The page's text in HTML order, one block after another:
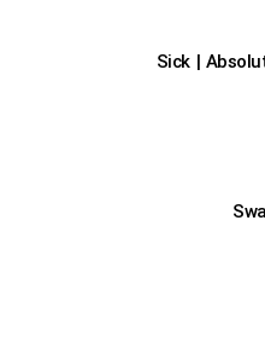
Sick |